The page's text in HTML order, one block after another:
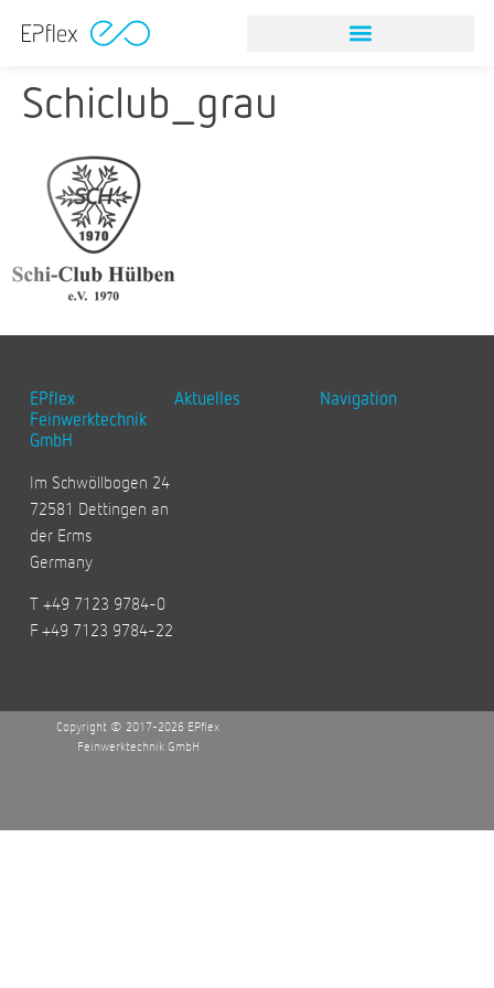
Schiclub_grau
EPflex
Feinwerktechnik
GmbH
Im Schwöllbogen 24
72581 Dettingen an
der Erms
Germany
T +49 7123 9784-0
F +49 7123 9784-22
Aktuelles Navigation
Copyright © 2017-2026 EPflex
Feinwerktechnik GmbH